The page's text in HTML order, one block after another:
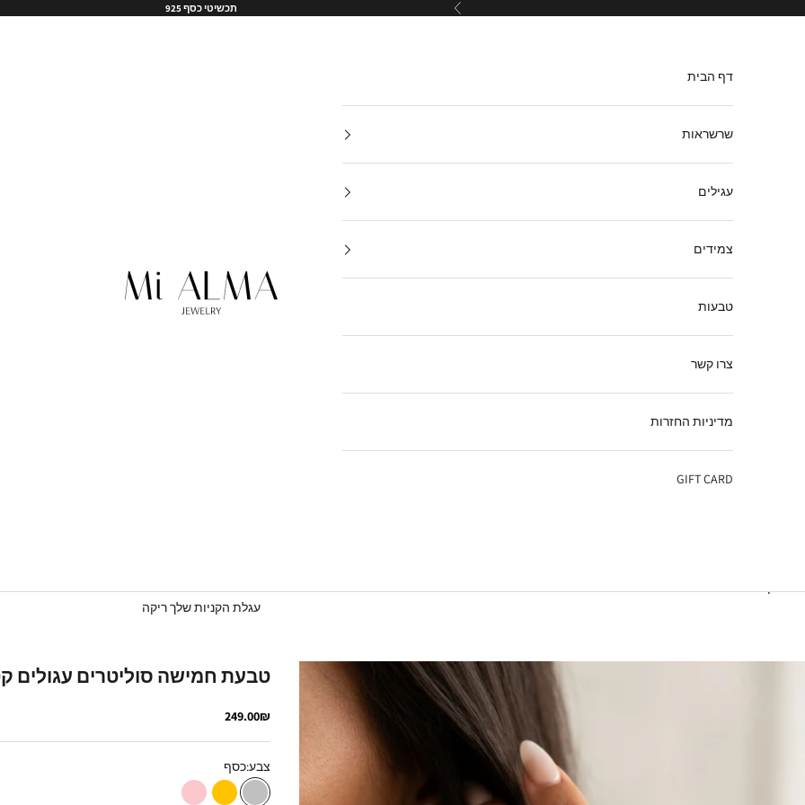
הקודם תכשיטי כסף 925
Mi-Alma-il
דף הבית
שרשראות
עגילים
צמידים
טבעות
צרו קשר
מדיניות החזרות
GIFT CARD
עגלת הקניות שלך ריקה
טבעת חמישה סוליטרים עגולים
מחיר מבצע
249.00₪
צבע:כסף
כסף זהב רוז גולד